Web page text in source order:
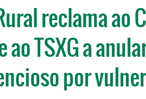
reclama ao
ao TSXG a
por